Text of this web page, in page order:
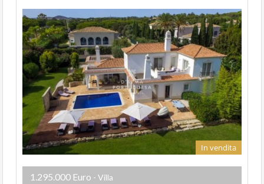
In vendita
1.295.000 Euro - Villa